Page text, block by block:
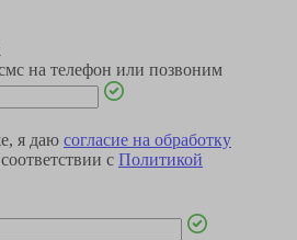
на телефон или позвоним
я даю согласие на обработку
с Политикой